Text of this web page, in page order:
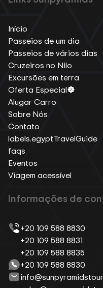
Início
Passeios de um dia
Passeios de vários dias
Cruzeiros no Nilo
Excursões em terra
Oferta Especial
Alugar Carro
Sobre Nós
Contato
labels.egyptTravelGuide
faqs
Eventos
Viagem acessível
Informações de
+20 109 588 8830
+20 109 588 8831
+20 109 588 8835
+20 109 588 8830